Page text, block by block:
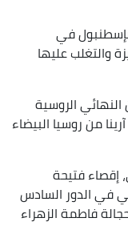
العالم في نسخة 2022 بإسطنبول في
عليها
الروسية
من روسيا البيضاء
فتيحة
في الدور السادس
فاطمة الزهراء